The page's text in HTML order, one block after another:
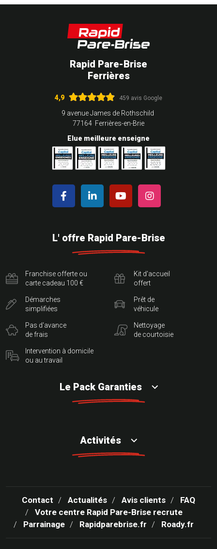
Rapid Pare-Brise
Ferrières
4,9 459 avis Google
9 avenue James de Rothschild
77164 Ferrières-en-Brie
Elue meilleure enseigne
L' offre Rapid Pare-Brise
Franchise offerte ou
carte cadeau 100 €
Démarches
simplifiées
Pas d'avance
de frais
Intervention à domicile
ou au travail
Kit d'accueil
offert
Prêt de
véhicule
Nettoyage
de courtoisie
Le Pack Garanties
Activités
Contact Actualités Avis clients
FAQ
Votre centre Rapid Pare-Brise recrute
Parrainage
Rapidparebrise.fr Roady.fr